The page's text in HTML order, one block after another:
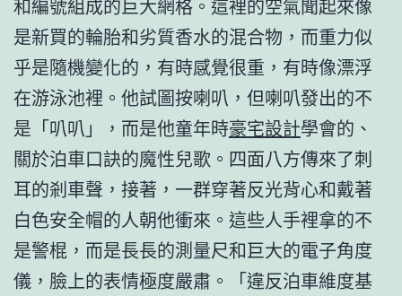
和編號組成的巨大網格。這裡的空氣聞起來像
是新買的輪胎和劣質香水的混合物，而重力似
乎是隨機變化的，有時感覺很重，有時像漂浮
在游泳池裡。他試圖按喇叭，但喇叭發出的不
是「叭叭」，而是他童年時豪宅設計學會的、
關於泊車口訣的魔性兒歌。四面八方傳來了刺
耳的剎車聲，接著，一群穿著反光背心和戴著
白色安全帽的人朝他衝來。這些人手裡拿的不
是警棍，而是長長的測量尺和巨大的電子角度
儀，臉上的表情極度嚴肅。「違反泊車維度基